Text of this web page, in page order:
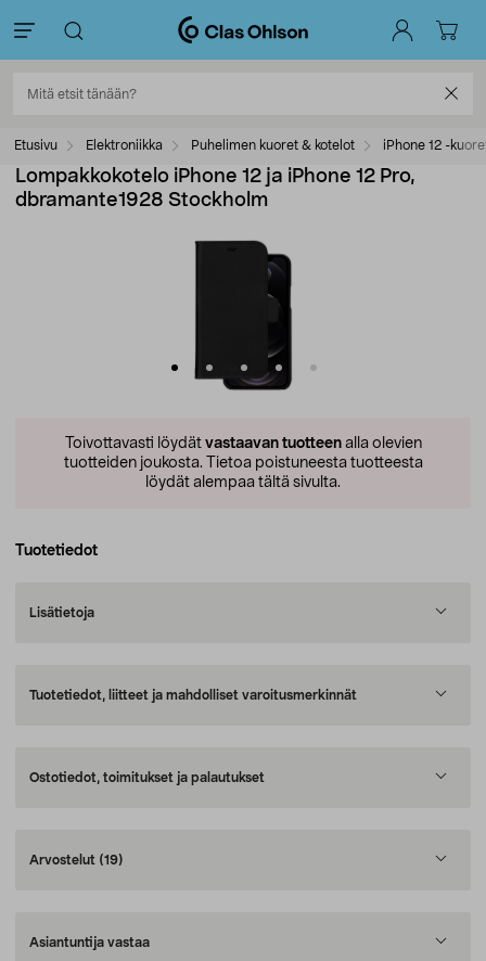
Etusivu Elektroniikka Puhelimen kuoret & kotelot iPhone 12 -
Lompakkokotelo iPhone 12 ja iPhone 12 Pro,
dbramante1928 Stockholm
Toivottavasti löydät vastaavan tuotteenalla olevien
tuotteiden joukosta. Tietoa poistuneesta tuotteesta
löydät alempaa tältä sivulta.
Tuotetiedot
Lisätietoja
Tuotetiedot, liitteet ja mahdolliset varoitusmerkinnät
Ostotiedot, toimitukset ja palautukset
Arvostelut (19)
Asiantuntija vastaa